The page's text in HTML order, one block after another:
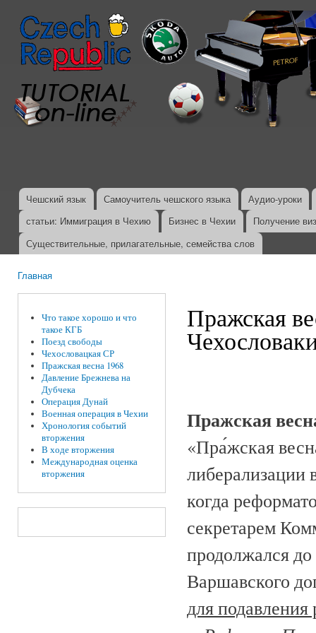
Главное меню
Чешский язык Самоучитель чешского языка
Аудио-уроки
статьи: Иммиграция в Чехию
Бизнес в Чехии
Получение
Существительные, прилагательные, семейства слов
Главная
Что такое хорошо и что
такое КГБ
Поезд свободы
Чехословацкая СР
Пражская весна 1968
Давление Брежнева на
Дубчека
Операция Дунай
Военная операция в Чехии
Хронология событий
вторжения
В ходе вторжения
Международная оценка
вторжения
Пражская
Пражская
«Пра́жская
либерализации
когда
секретарем
продолжался
Варшавского
для